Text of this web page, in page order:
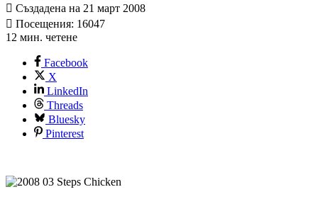
Създадена на 21 март 2008
Посещения: 16047
12 мин. четене
Facebook
X
LinkedIn
Threads
Bluesky
Pinterest